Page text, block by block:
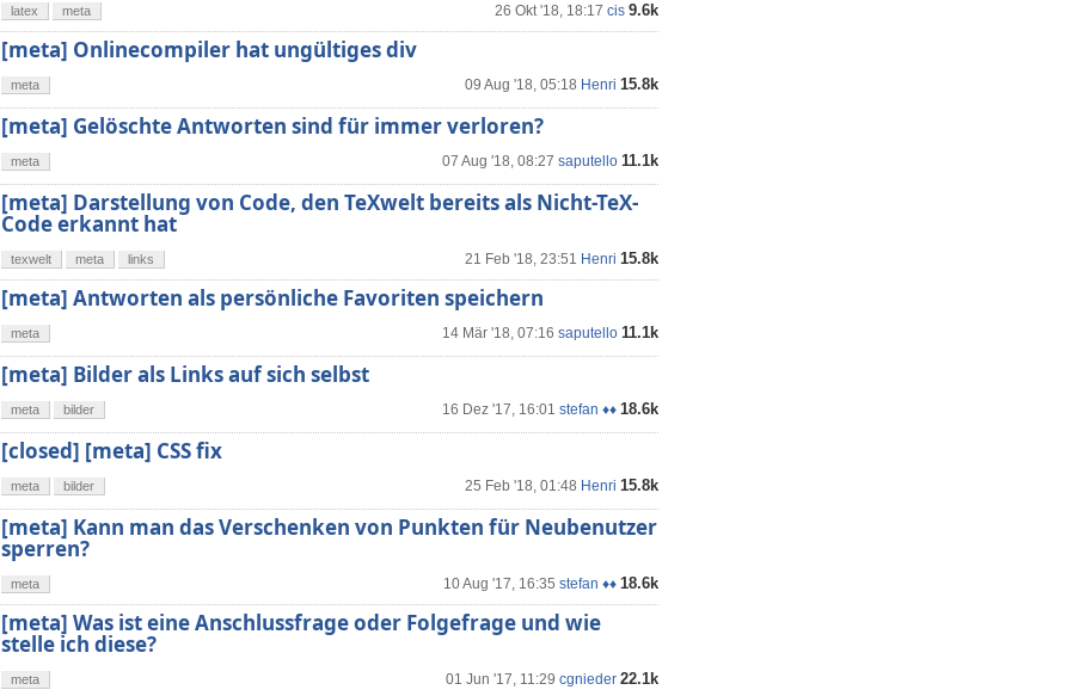
26 Okt '18, 18:17 cis 9.6k
latex meta
[meta] Onlinecompiler hat ungültiges div
09 Aug '18, 05:18 Henri 15.8k
meta
[meta] Gelöschte Antworten sind für immer verloren?
07 Aug '18, 08:27 saputello 11.1k
meta
[meta] Darstellung von Code, den TeXwelt bereits als Nicht-TeX-
Code erkannt hat
21 Feb '18, 23:51 Henri 15.8k
texwelt meta links
[meta] Antworten als persönliche Favoriten speichern
14 Mär '18, 07:16 saputello 11.1k
meta
[meta] Bilder als Links auf sich selbst
16 Dez '17, 16:01 stefan ♦♦ 18.6k
meta bilder
[closed] [meta] CSS fix
25 Feb '18, 01:48 Henri 15.8k
meta bilder
[meta] Kann man das Verschenken von Punkten für Neubenutzer
sperren?
10 Aug '17, 16:35 stefan ♦♦ 18.6k
meta
[meta] Was ist eine Anschlussfrage oder Folgefrage und wie
stelle ich diese?
01 Jun '17, 11:29 cgnieder 22.1k
meta